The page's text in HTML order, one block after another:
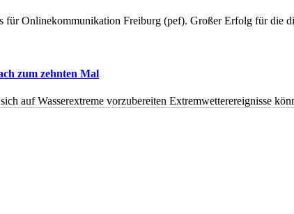
für Onlinekommunikation Freiburg (pef). Großer Erfolg für die
zum zehnten Mal
auf Wasserextreme vorzubereiten Extremwetterereignisse